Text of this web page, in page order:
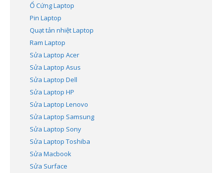
Ổ Cứng Laptop
Pin Laptop
Quạt tản nhiệt Laptop
Ram Laptop
Sửa Laptop Acer
Sửa Laptop Asus
Sửa Laptop Dell
Sửa Laptop HP
Sửa Laptop Lenovo
Sửa Laptop Samsung
Sửa Laptop Sony
Sửa Laptop Toshiba
Sửa Macbook
Sửa Surface